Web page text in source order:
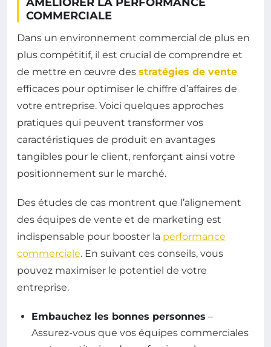
COMMERCIALE
Dans un environnement commercial de plus en
plus compétitif, il est crucial de comprendre et
de mettre en œuvre des stratégies de vente
efficaces pour optimiser le chiffre d’affaires de
votre entreprise. Voici quelques approches
pratiques qui peuvent transformer vos
caractéristiques de produit en avantages
tangibles pour le client, renforçant ainsi votre
positionnement sur le marché.
Des études de cas montrent que l’alignement
des équipes de vente et de marketing est
indispensable pour booster la performance
commerciale. En suivant ces conseils, vous
pouvez maximiser le potentiel de votre
entreprise.
Embauchez les bonnes personnes –
Assurez-vous que vos équipes commerciales